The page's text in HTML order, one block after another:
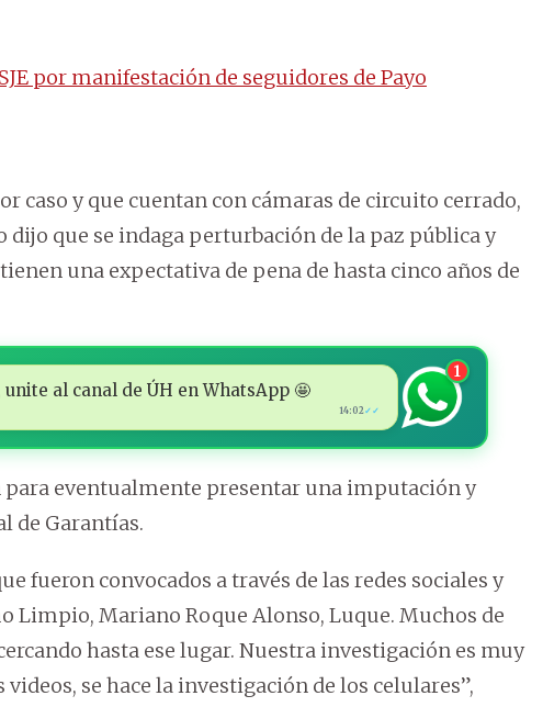
por manifestación de seguidores de Payo
caso y que cuentan con cámaras de circuito cerrado,
que se indaga perturbación de la paz pública y
una expectativa de pena de hasta cinco años de
al canal de ÚH en WhatsApp 🤩
14:02✓✓
1
para eventualmente presentar una imputación y
de Garantías.
fueron convocados a través de las redes sociales y
Limpio, Mariano Roque Alonso, Luque. Muchos de
hasta ese lugar. Nuestra investigación es muy
se hace la investigación de los celulares”,